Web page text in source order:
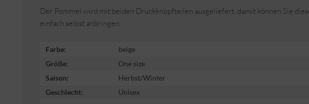
Der Pommel wird mit beiden Druckknopfteilen ausgeliefert, damit können Sie
einfach selbst anbringen.
Farbe:
beige
Größe:
One size
Saison:
Herbst/Winter
Geschlecht:
Unisex